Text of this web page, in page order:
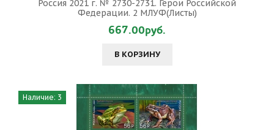
Россия 2021 г. № 2730-2731. Герои Российской
Федерации. 2 МЛУФ(Листы)
667.00руб.
В КОРЗИНУ
Наличие: 3